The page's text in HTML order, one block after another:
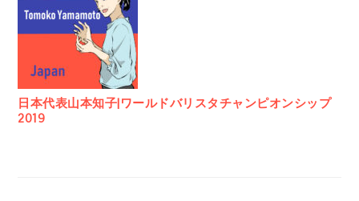
日本代表山本知子|ワールドバリスタチャンピオンシップ
2019